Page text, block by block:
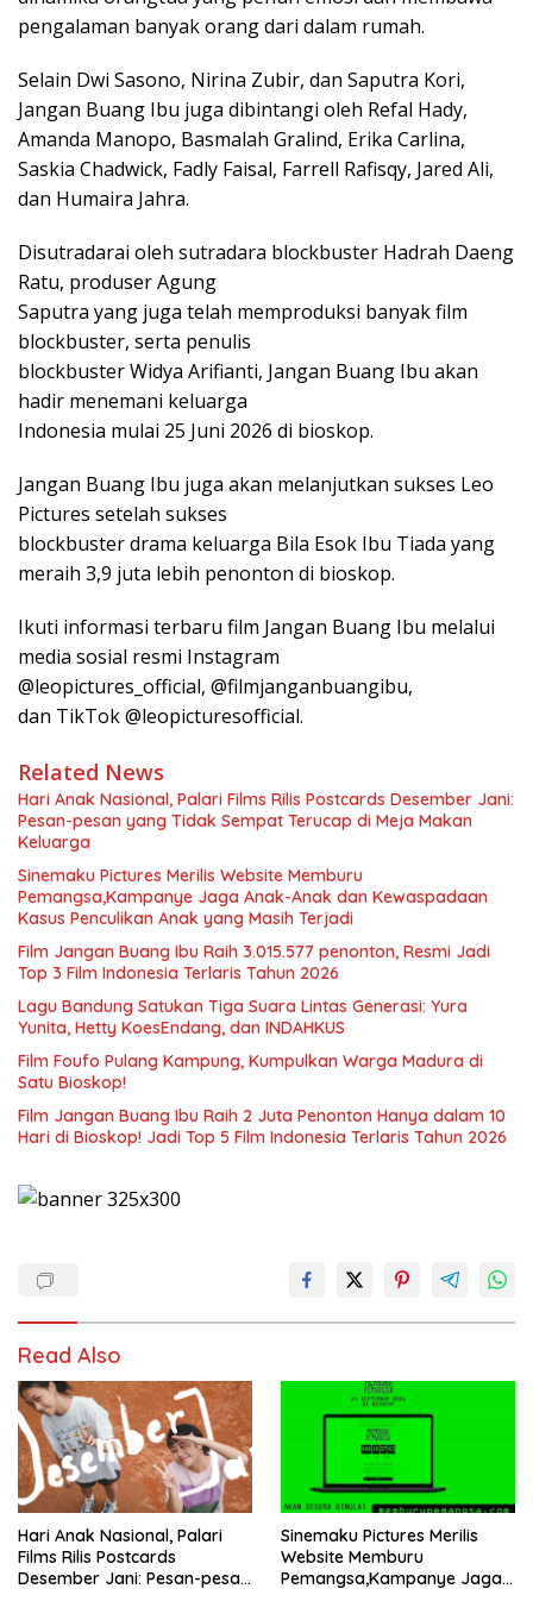
pengalaman banyak orang dari dalam rumah.
Selain Dwi Sasono, Nirina Zubir, dan Saputra Kori,
Jangan Buang Ibu juga dibintangi oleh Refal Hady,
Amanda Manopo, Basmalah Gralind, Erika Carlina,
Saskia Chadwick, Fadly Faisal, Farrell Rafisqy, Jared Ali,
dan Humaira Jahra.
Disutradarai oleh sutradara blockbuster Hadrah Daeng
Ratu, produser Agung
Saputra yang juga telah memproduksi banyak film
blockbuster, serta penulis
blockbuster Widya Arifianti, Jangan Buang Ibu akan
hadir menemani keluarga
Indonesia mulai 25 Juni 2026 di bioskop.
Jangan Buang Ibu juga akan melanjutkan sukses Leo
Pictures setelah sukses
blockbuster drama keluarga Bila Esok Ibu Tiada yang
meraih 3,9 juta lebih penonton di bioskop.
Ikuti informasi terbaru film Jangan Buang Ibu melalui
media sosial resmi Instagram
@leopictures_official, @filmjanganbuangibu,
dan TikTok @leopicturesofficial.
Related News
Hari Anak Nasional, Palari Films Rilis Postcards Desember Jani:
Pesan-pesan yang Tidak Sempat Terucap di Meja Makan
Keluarga
Sinemaku Pictures Merilis Website Memburu
Pemangsa,Kampanye Jaga Anak-Anak dan Kewaspadaan
Kasus Penculikan Anak yang Masih Terjadi
Film Jangan Buang Ibu Raih 3.015.577 penonton, Resmi Jadi
Top 3 Film Indonesia Terlaris Tahun 2026
Lagu Bandung Satukan Tiga Suara Lintas Generasi: Yura
Yunita, Hetty KoesEndang, dan INDAHKUS
Film Foufo Pulang Kampung, Kumpulkan Warga Madura di
Satu Bioskop!
Film Jangan Buang Ibu Raih 2 Juta Penonton Hanya dalam 10
Hari di Bioskop! Jadi Top 5 Film Indonesia Terlaris Tahun 2026
Read Also
Hari Anak Nasional, Palari
Films Rilis Postcards
Desember Jani: Pesan-pesan
Sinemaku Pictures Merilis
Website Memburu
Pemangsa,Kampanye Jaga